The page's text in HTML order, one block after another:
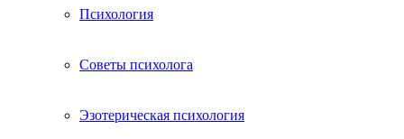
Психология
Советы психолога
Эзотерическая психология